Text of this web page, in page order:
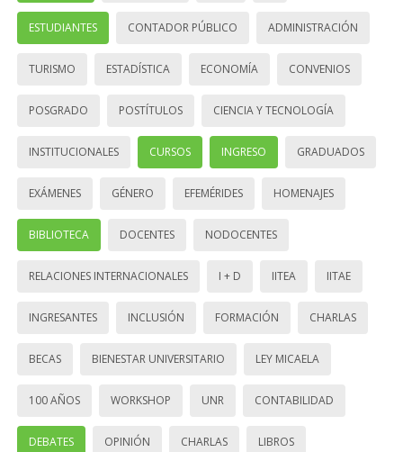
ESTUDIANTES CONTADOR PÚBLICO ADMINISTRACIÓN
TURISMO ESTADÍSTICA ECONOMÍA CONVENIOS
POSGRADO POSTÍTULOS CIENCIA Y TECNOLOGÍA
INSTITUCIONALES CURSOS INGRESO GRADUADOS
EXÁMENES GÉNERO EFEMÉRIDES HOMENAJES
BIBLIOTECA DOCENTES NODOCENTES
RELACIONES INTERNACIONALES I + D IITEA IITAE
INGRESANTES INCLUSIÓN FORMACIÓN CHARLAS
BECAS BIENESTAR UNIVERSITARIO LEY MICAELA
100 AÑOS WORKSHOP UNR CONTABILIDAD
DEBATES OPINIÓN CHARLAS LIBROS